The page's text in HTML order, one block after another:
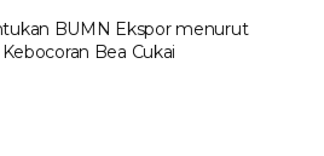
BUMN Ekspor menurut
Bea Cukai